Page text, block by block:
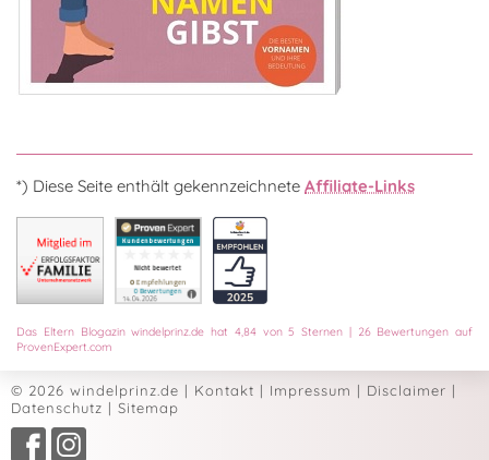
*) Diese Seite enthält gekennzeichnete Affiliate-Links
Das Eltern Blogazin windelprinz.de hat 4,84von5 Sternen | 26Bewertungen auf
ProvenExpert.com
© 2026 windelprinz.de | Kontakt | Impressum | Disclaimer |
Datenschutz | Sitemap